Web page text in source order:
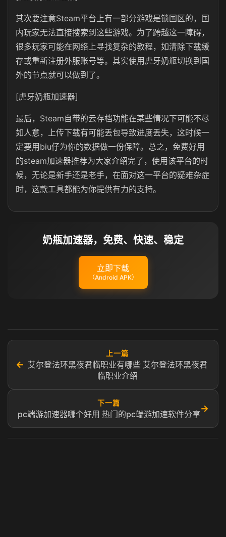
其次要注意Steam平台上有一部分游戏是锁国区的，国
内玩家无法直接搜索到这些游戏。为了跨越这一障碍，
很多玩家可能在网络上寻找复杂的教程，如清除下载缓
存或重新注册外服账号等。其实使用虎牙奶瓶切换到国
外的节点就可以做到了。
[虎牙奶瓶加速器]
最后，Steam自带的云存档功能在某些情况下可能不尽
如人意，上传下载有可能丢包导致进度丢失，这时候一
定要用biu仔为你的数据做一份保障。总之，免费好用
的steam加速器推荐为大家介绍完了，使用该平台的时
候，无论是新手还是老手，在面对这一平台的疑难杂症
时，这款工具都能为你提供有力的支持。
奶瓶加速器，免费、快速、稳定
立即下载
（Android APK）
←
上一篇
艾尔登法环黑夜君临职业有哪些 艾尔登法环黑夜君
临职业介绍
下一篇
pc端游加速器哪个好用 热门的pc端游加速软件分享
→